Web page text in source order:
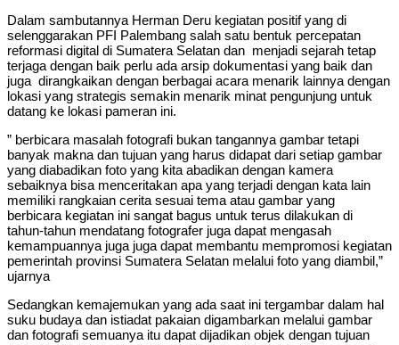
Dalam sambutannya Herman Deru kegiatan positif yang di
selenggarakan PFI Palembang salah satu bentuk percepatan
reformasi digital di Sumatera Selatan dan menjadi sejarah tetap
terjaga dengan baik perlu ada arsip dokumentasi yang baik dan
juga dirangkaikan dengan berbagai acara menarik lainnya dengan
lokasi yang strategis semakin menarik minat pengunjung untuk
datang ke lokasi pameran ini.
” berbicara masalah fotografi bukan tangannya gambar tetapi
banyak makna dan tujuan yang harus didapat dari setiap gambar
yang diabadikan foto yang kita abadikan dengan kamera
sebaiknya bisa menceritakan apa yang terjadi dengan kata lain
memiliki rangkaian cerita sesuai tema atau gambar yang
berbicara kegiatan ini sangat bagus untuk terus dilakukan di
tahun-tahun mendatang fotografer juga dapat mengasah
kemampuannya juga juga dapat membantu mempromosi kegiatan
pemerintah provinsi Sumatera Selatan melalui foto yang diambil,”
ujarnya
Sedangkan kemajemukan yang ada saat ini tergambar dalam hal
suku budaya dan istiadat pakaian digambarkan melalui gambar
dan fotografi semuanya itu dapat dijadikan objek dengan tujuan